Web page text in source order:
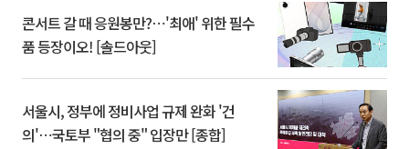
콘서트 갈 때 응원봉만?⋯'최애' 위한 필수
품 등장이오! [솔드아웃]
서울시, 정부에 정비사업 규제 완화 '건
의'⋯국토부 "협의 중" 입장만 [종합]